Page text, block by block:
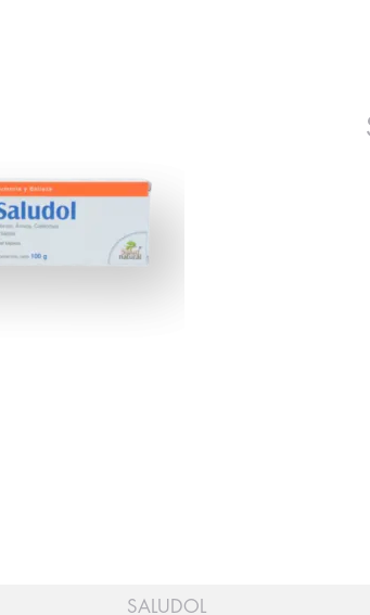
SALUDOL